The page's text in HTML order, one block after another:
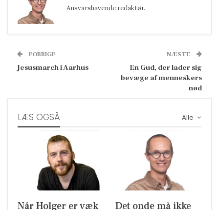
Ansvarshavende redaktør.
FORRIGE
Jesusmarch i Aarhus
NÆSTE
En Gud, der lader sig
bevæge af menneskers
nød
Alle
LÆS OGSÅ
Når Holger er væk
Det onde må ikke